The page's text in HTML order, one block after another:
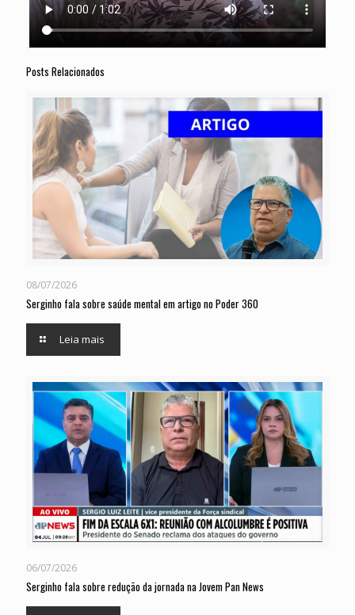
Posts Relacionados
08/07/2026
Serginho fala sobre saúde mental em artigo no Poder 360
Leia mais
06/07/2026
Serginho fala sobre redução da jornada na Jovem Pan News